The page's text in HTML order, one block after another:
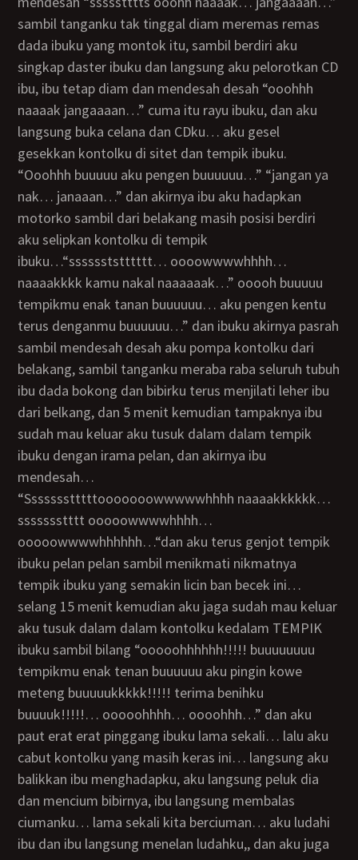
sambil tanganku tak tinggal diam meremas remas
dada ibuku yang montok itu, sambil berdiri aku
singkap daster ibuku dan langsung aku pelorotkan CD
ibu, ibu tetap diam dan mendesah desah “ooohhh
naaaak jangaaaan…” cuma itu rayu ibuku, dan aku
langsung buka celana dan CDku… aku gesel
gesekkan kontolku di sitet dan tempik ibuku.
“ooohhh buuuuu aku pengen buuuuuu…” “jangan ya
nak… janaaan…” dan akirnya ibu aku hadapkan
motorko sambil dari belakang masih posisi berdiri
aku selipkan kontolku di tempik
ibuku…“sssssststttttt… oooowwwwhhhh…
naaaakkkk kamu nakal naaaaaak…” ooooh buuuuu
tempikmu enak tanan buuuuuu… aku pengen kentu
terus denganmu buuuuuu…” dan ibuku akirnya pasrah
sambil mendesah desah aku pompa kontolku dari
belakang, sambil tanganku meraba raba seluruh tubuh
ibu dada bokong dan bibirku terus menjilati leher ibu
dari belkang, dan 5 menit kemudian tampaknya ibu
sudah mau keluar aku tusuk dalam dalam tempik
ibuku dengan irama pelan, dan akirnya ibu
mendesah…
“ssssssstttttooooooowwwwwhhhh naaaakkkkkk…
ssssssstttt ooooowwwwhhhh…
ooooowwwwhhhhhh…“dan aku terus genjot tempik
ibuku pelan pelan sambil menikmati nikmatnya
tempik ibuku yang semakin licin ban becek ini…
selang 15 menit kemudian aku jaga sudah mau keluar
aku tusuk dalam dalam kontolku kedalam TEMPIK
ibuku sambil bilang “ooooohhhhhh!!!!! buuuuuuuu
tempikmu enak tenan buuuuuu aku pingin kowe
meteng buuuuukkkkk!!!!! terima benihku
buuuuk!!!!!… ooooohhhh… oooohhh…” dan aku
paut erat erat pinggang ibuku lama sekali… lalu aku
cabut kontolku yang masih keras ini… langsung aku
balikkan ibu menghadapku, aku langsung peluk dia
dan mencium bibirnya, ibu langsung membalas
ciumanku… lama sekali kita berciuman… aku ludahi
ibu dan ibu langsung menelan ludahku,, dan aku juga